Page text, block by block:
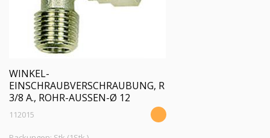
WINKEL-
EINSCHRAUBVERSCHRAUBUNG, R
3/8 A., ROHR-AUSSEN-Ø 12
112015